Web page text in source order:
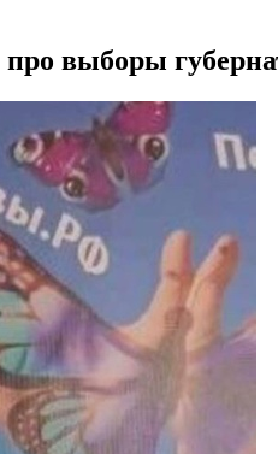
выборы